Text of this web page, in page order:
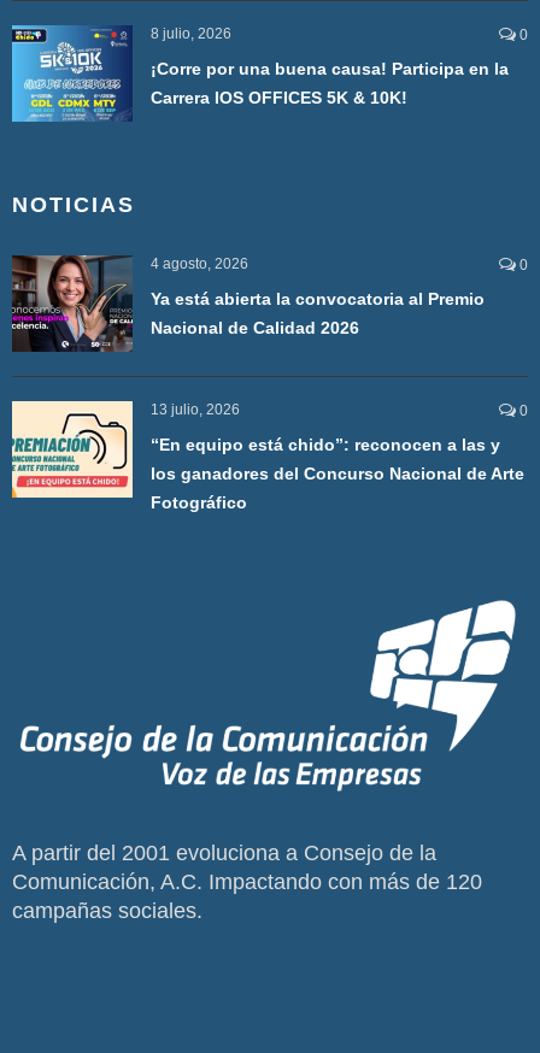
8 julio, 2026 0
¡Corre por una buena causa! Participa en la
Carrera IOS OFFICES 5K & 10K!
NOTICIAS
4 agosto, 2026 0
Ya está abierta la convocatoria al Premio
Nacional de Calidad 2026
13 julio, 2026 0
“En equipo está chido”: reconocen a las y
los ganadores del Concurso Nacional de Arte
Fotográfico
A partir del 2001 evoluciona a Consejo de la
Comunicación, A.C. Impactando con más de 120
campañas sociales.